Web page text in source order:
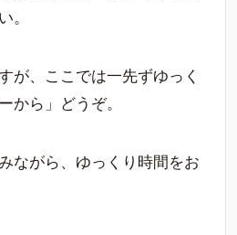
。
が、ここでは一先ずゆっく
から」どうぞ。
ながら、ゆっくり時間をお